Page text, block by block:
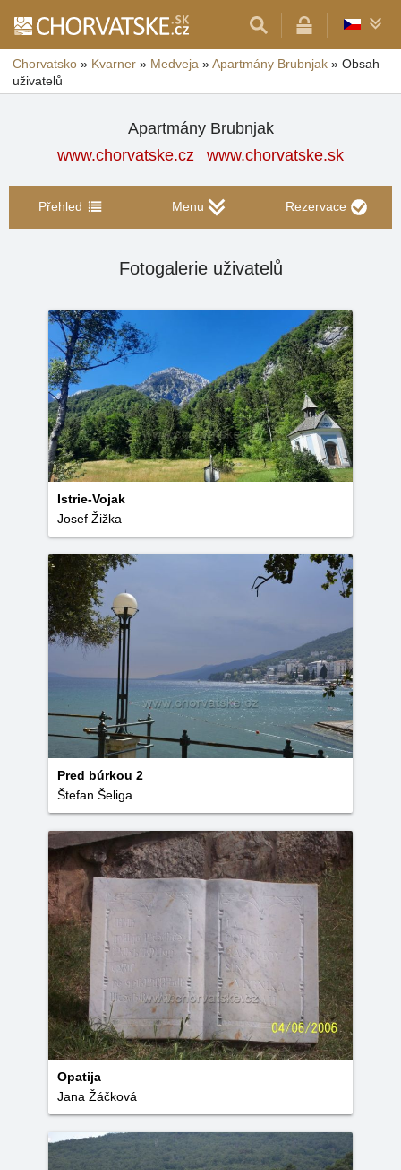
Chorvatsko » Kvarner » Medveja »Apartmány Brubnjak » Obsah
uživatelů
Apartmány Brubnjak
www.chorvatske.cz
www.chorvatske.sk
Přehled Menu Rezervace
Fotogalerie uživatelů
Istrie-Vojak
Josef Žižka
Pred búrkou 2
Štefan Šeliga
Opatija
Jana Žáčková